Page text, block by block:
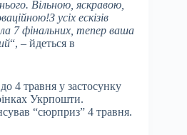
Вільною, яскравою,
усіх ескізів
7 фінальних, тепер ваша
“, – йдеться в
4 травня у застосунку
Укрпошти.
“сюрприз” 4 травня.